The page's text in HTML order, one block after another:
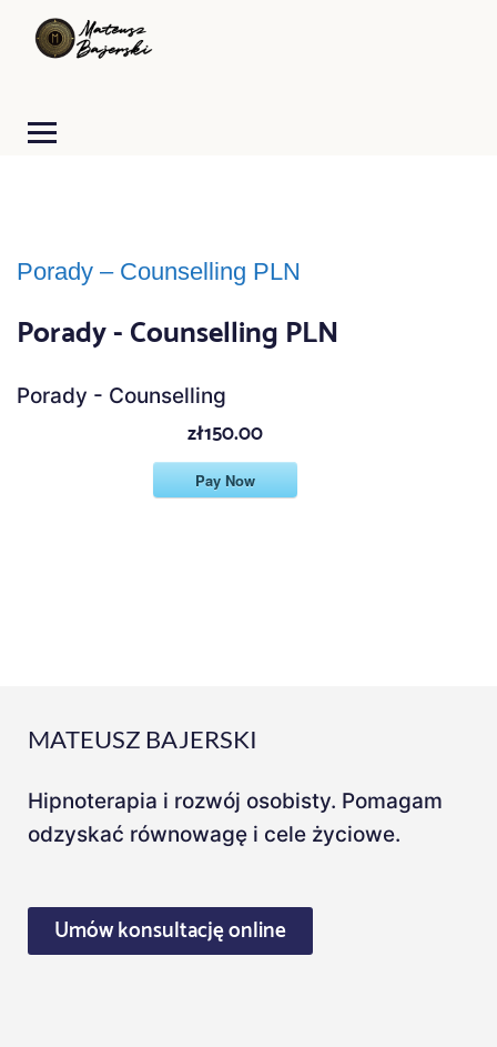
Porady – Counselling PLN
Porady - Counselling PLN
Porady - Counselling
zł150.00
Pay Now
MATEUSZ BAJERSKI
Hipnoterapia i rozwój osobisty. Pomagam
odzyskać równowagę i cele życiowe.
Umów konsultację online